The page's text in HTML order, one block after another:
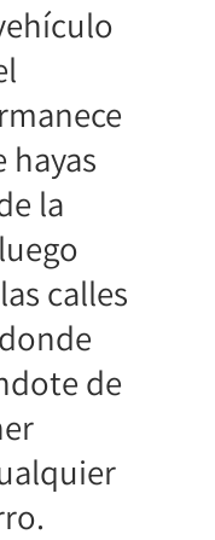
hayas
la
calles
de